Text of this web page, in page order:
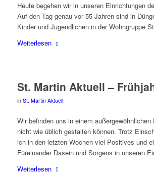
Heu­te bege­hen wir in unse­ren Ein­rich­tun­gen
Auf den Tag genau vor 55 Jah­ren sind in
Kin­der und Jugend­li­chen in der Wohn­grup­pe
Wei­ter­le­sen
St. Mar­tin Aktu­ell –
in St. Martin Aktuell
Wir befin­den uns in einem außer­ge­wöhn­li­chen
nicht wie üblich gestal­ten kön­nen. Trotz
ich in den letz­ten Wochen viel Posi­ti­ves und
Für­ein­an­der Dasein und Sor­gens in unse­ren
Wei­ter­le­sen